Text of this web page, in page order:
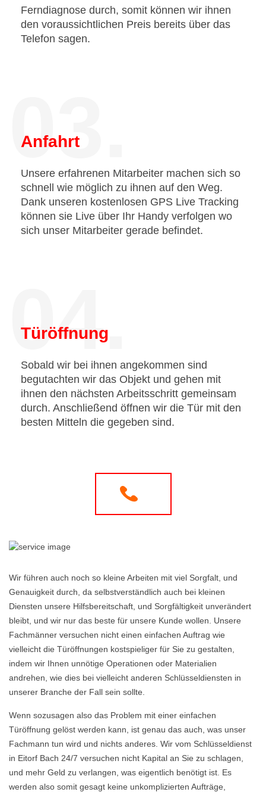
Ferndiagnose durch, somit können wir ihnen
den voraussichtlichen Preis bereits über das
Telefon sagen.
03.
Anfahrt
Unsere erfahrenen Mitarbeiter machen sich so
schnell wie möglich zu ihnen auf den Weg.
Dank unseren kostenlosen GPS Live Tracking
können sie Live über Ihr Handy verfolgen wo
sich unser Mitarbeiter gerade befindet.
04.
Türöffnung
Sobald wir bei ihnen angekommen sind
begutachten wir das Objekt und gehen mit
ihnen den nächsten Arbeitsschritt gemeinsam
durch. Anschließend öffnen wir die Tür mit den
besten Mitteln die gegeben sind.
Wir führen auch noch so kleine Arbeiten mit viel Sorgfalt, und
Genauigkeit durch, da selbstverständlich auch bei kleinen
Diensten unsere Hilfsbereitschaft, und Sorgfältigkeit unverändert
bleibt, und wir nur das beste für unsere Kunde wollen. Unsere
Fachmänner versuchen nicht einen einfachen Auftrag wie
vielleicht die Türöffnungen kostspieliger für Sie zu gestalten,
indem wir Ihnen unnötige Operationen oder Materialien
andrehen, wie dies bei vielleicht anderen Schlüsseldiensten in
unserer Branche der Fall sein sollte.
Wenn sozusagen also das Problem mit einer einfachen
Türöffnung gelöst werden kann, ist genau das auch, was unser
Fachmann tun wird und nichts anderes. Wir vom Schlüsseldienst
in Eitorf Bach 24/7 versuchen nicht Kapital an Sie zu schlagen,
und mehr Geld zu verlangen, was eigentlich benötigt ist. Es
werden also somit gesagt keine unkomplizierten Aufträge,